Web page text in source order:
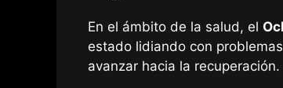
En el ámbito de la salud, el
estado lidiando con
avanzar hacia la recuperación.